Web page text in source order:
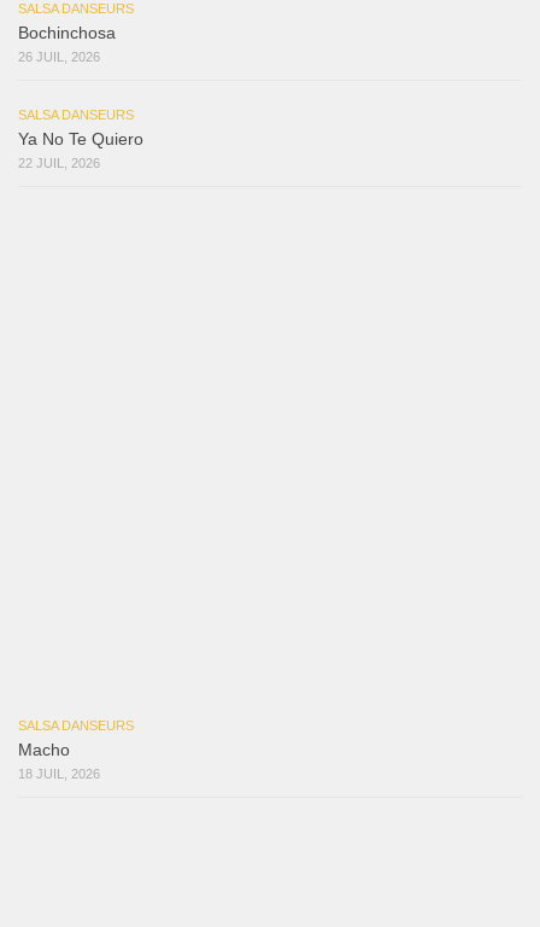
SALSA DANSEURS
Bochinchosa
26 JUIL, 2026
SALSA DANSEURS
Ya No Te Quiero
22 JUIL, 2026